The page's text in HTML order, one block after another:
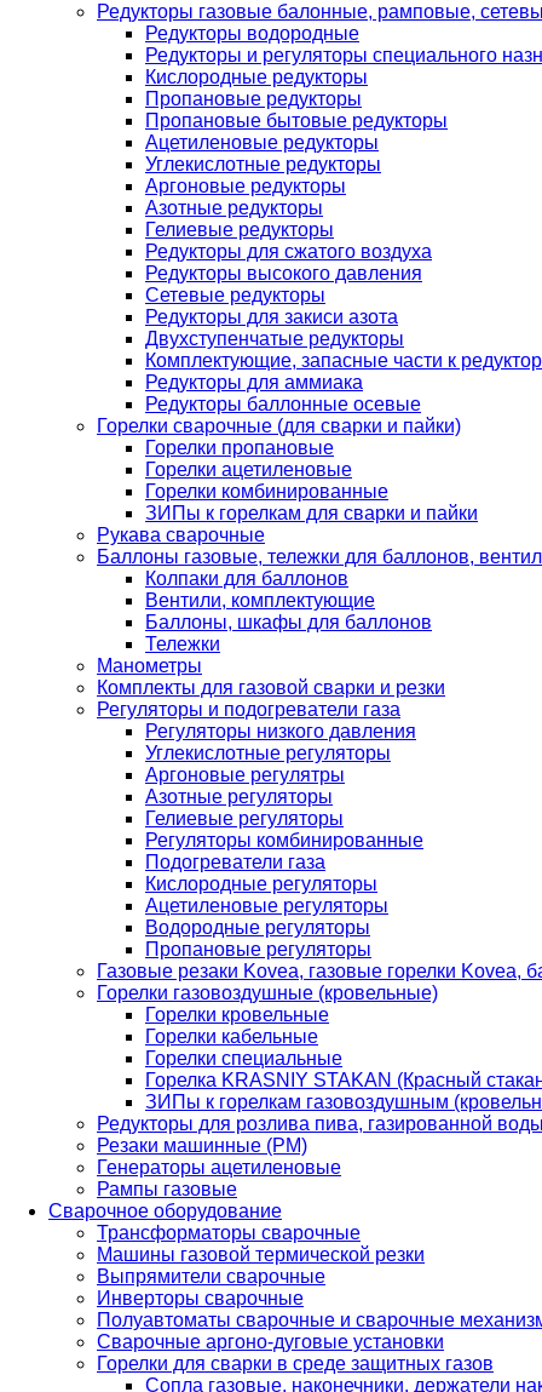
Редукторы газовые балонные, рамповые,
Редукторы водородные
Редукторы и регуляторы специального
Кислородные редукторы
Пропановые редукторы
Пропановые бытовые редукторы
Ацетиленовые редукторы
Углекислотные редукторы
Аргоновые редукторы
Азотные редукторы
Гелиевые редукторы
Редукторы для сжатого воздуха
Редукторы высокого давления
Сетевые редукторы
Редукторы для закиси азота
Двухступенчатые редукторы
Комплектующие, запасные части к
Редукторы для аммиака
Редукторы баллонные осевые
Горелки сварочные (для сварки и пайки)
Горелки пропановые
Горелки ацетиленовые
Горелки комбинированные
ЗИПы к горелкам для сварки и пайки
Рукава сварочные
Баллоны газовые, тележки для баллонов,
Колпаки для баллонов
Вентили, комплектующие
Баллоны, шкафы для баллонов
Тележки
Манометры
Комплекты для газовой сварки и резки
Регуляторы и подогреватели газа
Регуляторы низкого давления
Углекислотные регуляторы
Аргоновые регулятры
Азотные регуляторы
Гелиевые регуляторы
Регуляторы комбинированные
Подогреватели газа
Кислородные регуляторы
Ацетиленовые регуляторы
Водородные регуляторы
Пропановые регуляторы
Газовые резаки Kovea, газовые горелки Kovea,
Горелки газовоздушные (кровельные)
Горелки кровельные
Горелки кабельные
Горелки специальные
Горелка KRASNIY STAKAN (Красный
ЗИПы к горелкам газовоздушным
Редукторы для розлива пива, газированной
Резаки машинные (РМ)
Генераторы ацетиленовые
Рампы газовые
Сварочное оборудование
Трансформаторы сварочные
Машины газовой термической резки
Выпрямители сварочные
Инверторы сварочные
Полуавтоматы сварочные и сварочные
Сварочные аргоно-дуговые установки
Горелки для сварки в среде защитных газов
Сопла газовые, наконечники, держатели